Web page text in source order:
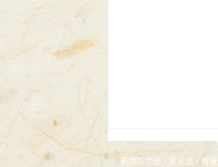
2026/4/24
新潟県で金・貴金属・骨